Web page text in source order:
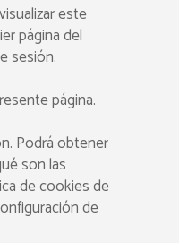
este
página del
sesión.
página.
Podrá obtener
son las
de cookies de
de